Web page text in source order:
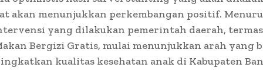
akan menunjukkan perkembangan positif.
yang dilakukan pemerintah daerah,
Bergizi Gratis, mulai menunjukkan arah yang
kualitas kesehatan anak di Kabupaten